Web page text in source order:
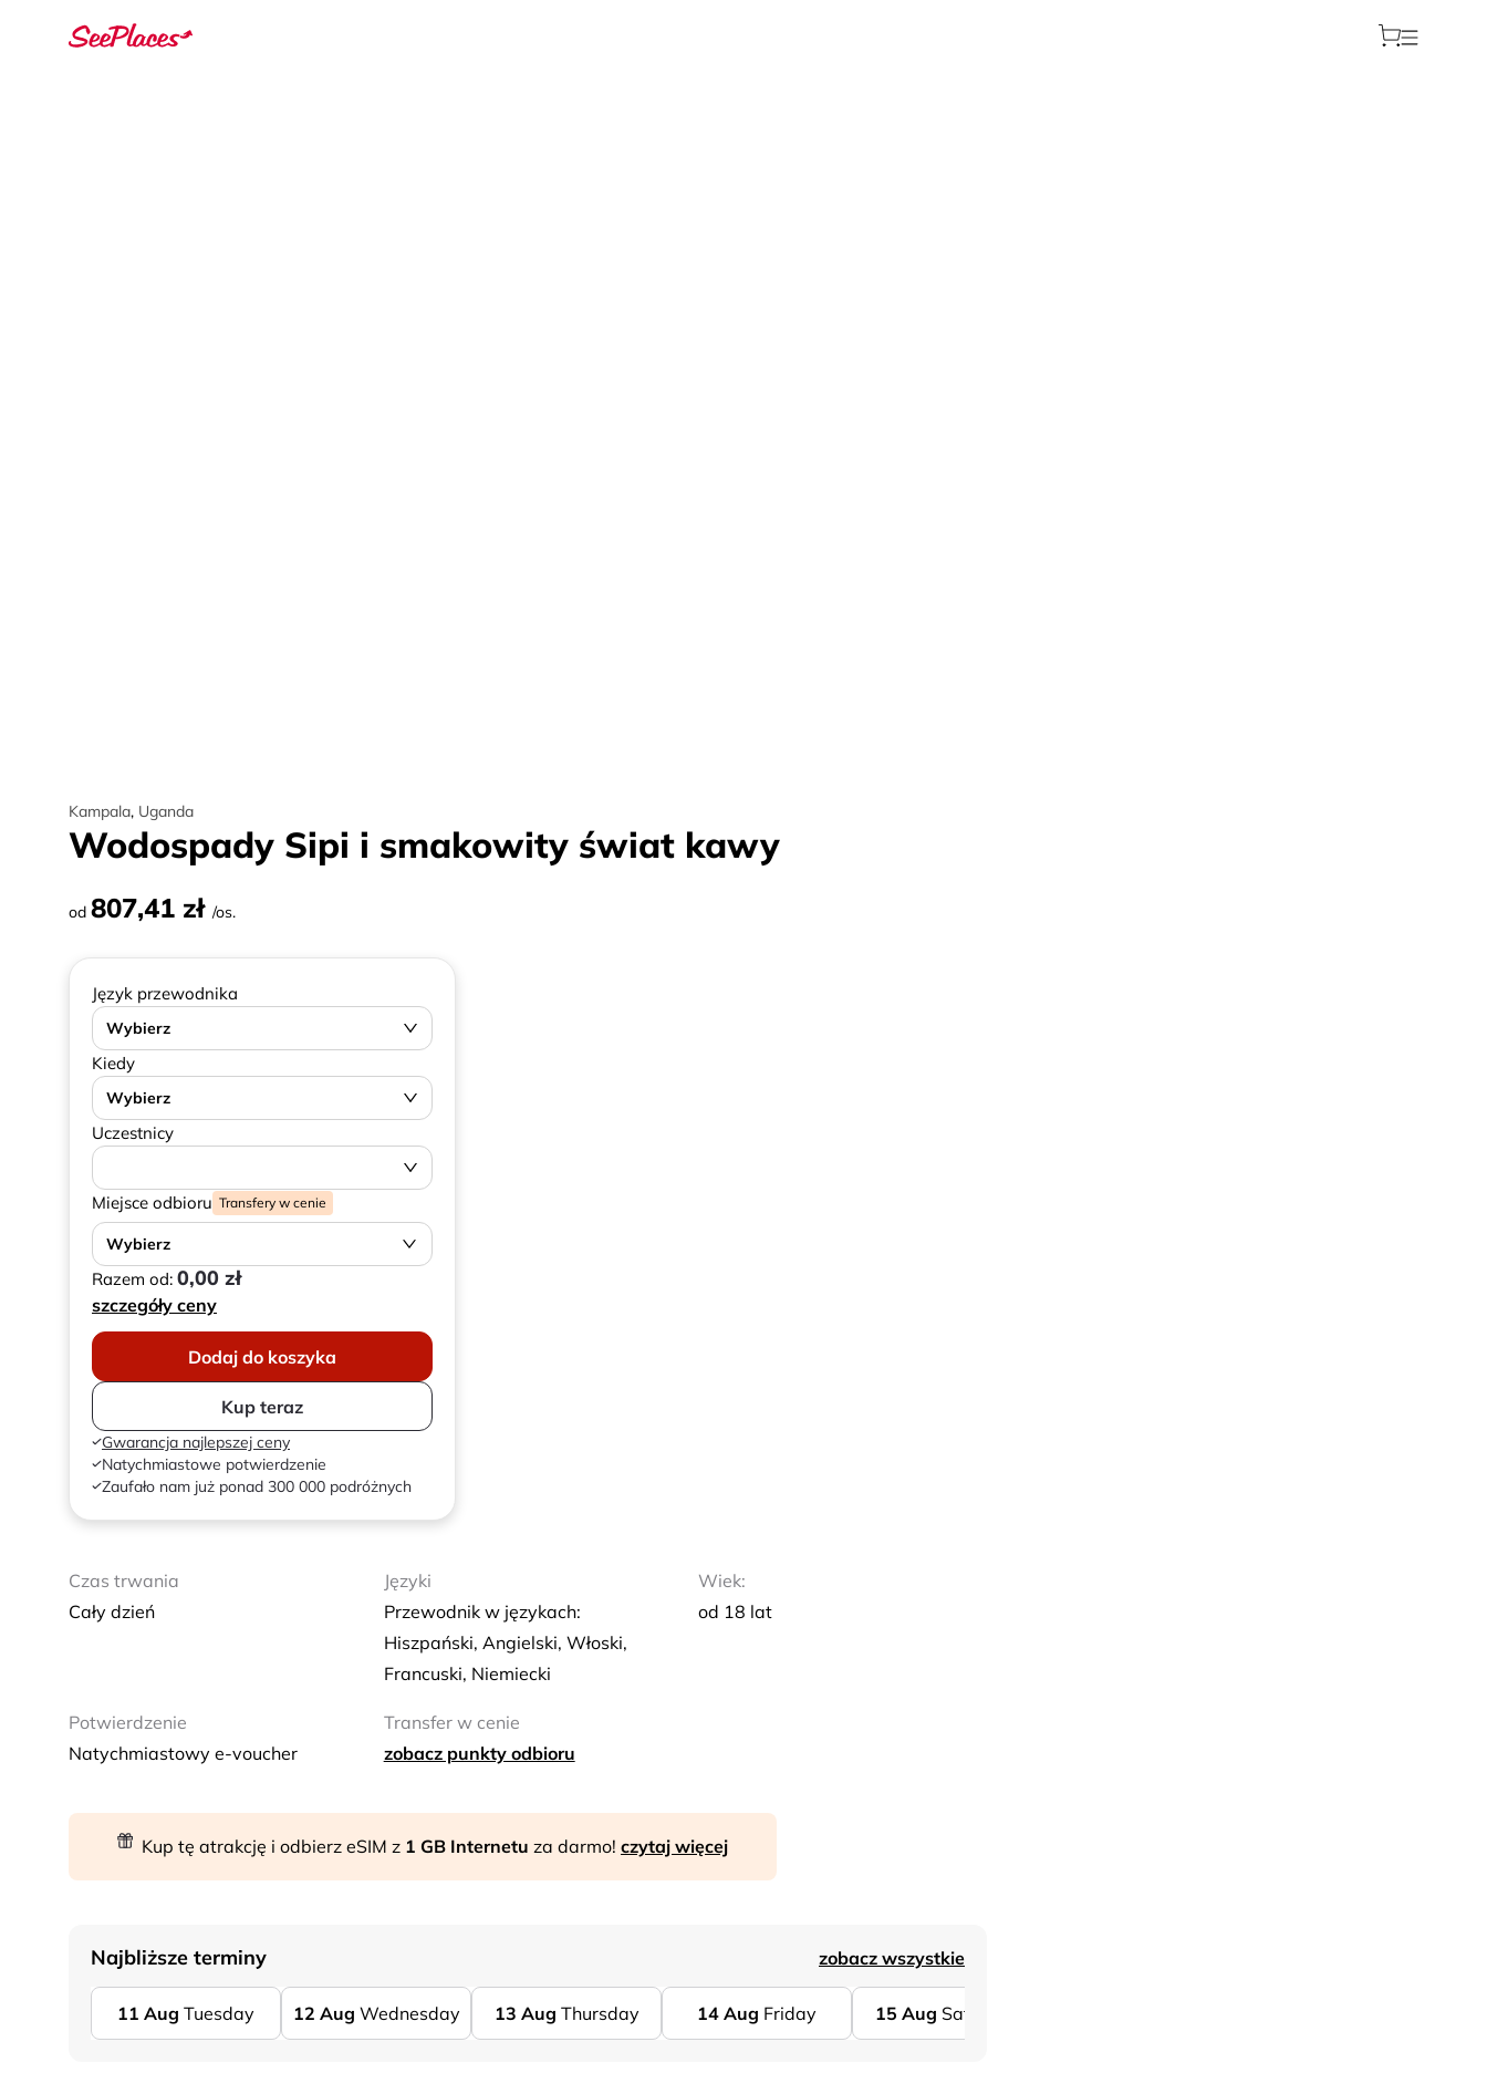
Kampala, Uganda
Wodospady Sipi i smakowity świat kawy
od 807,41 zł /os.
Język przewodnika
Wybierz
Kiedy
Wybierz
Uczestnicy
Miejsce odbioru Transfery w cenie
Wybierz
Razem od: 0,00 zł
szczegóły ceny
Dodaj do koszyka
Kup teraz
Gwarancja najlepszej ceny
Natychmiastowe potwierdzenie
Zaufało nam już ponad 300 000 podróżnych
Czas trwania
Cały dzień
Języki
Przewodnik w językach:
Hiszpański, Angielski, Włoski,
Francuski, Niemiecki
Wiek:
od 18 lat
Potwierdzenie
Natychmiastowy e-voucher
Transfer w cenie
zobacz punkty odbioru
Kup tę atrakcję i odbierz eSIM z 1 GB Internetu za darmo! czytaj więcej
Najbliższe terminy zobacz wszystkie
11 Aug Tuesday 12 Aug Wednesday 13 Aug Thursday 14 Aug Friday 15 Aug Saturday